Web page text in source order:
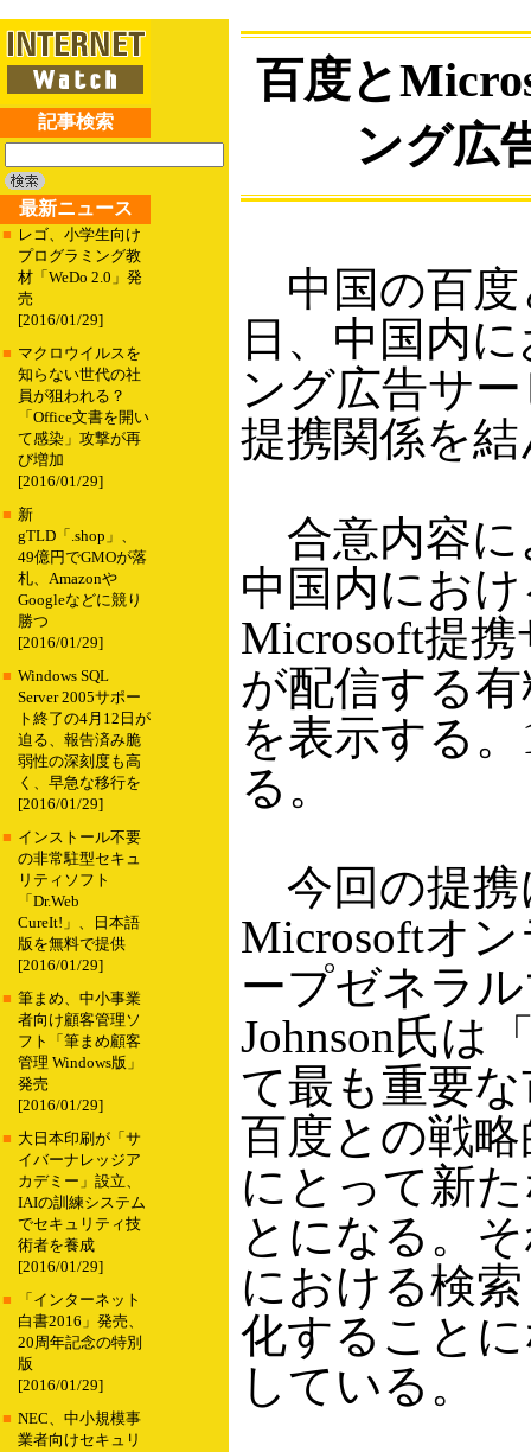
記事検索
最新ニュース
■ レゴ、小学生向け
プログラミング教
材「WeDo 2.0」発
売
[2016/01/29]
■ マクロウイルスを
知らない世代の社
員が狙われる？
「Office文書を開い
て感染」攻撃が再
び増加
[2016/01/29]
■ 新
gTLD「.shop」、
49億円でGMOが落
札、Amazonや
Googleなどに競り
勝つ
[2016/01/29]
■ Windows SQL
Server 2005サポー
ト終了の4月12日が
迫る、報告済み脆
弱性の深刻度も高
く、早急な移行を
[2016/01/29]
■ インストール不要
の非常駐型セキュ
リティソフト
「Dr.Web
CureIt!」、日本語
版を無料で提供
[2016/01/29]
■ 筆まめ、中小事業
者向け顧客管理ソ
フト「筆まめ顧客
管理 Windows版」
発売
[2016/01/29]
■ 大日本印刷が「サ
イバーナレッジア
カデミー」設立、
IAIの訓練システム
でセキュリティ技
術者を養成
[2016/01/29]
■
「インターネット
白書2016」発売、
20周年記念の特別
版
[2016/01/29]
■ NEC、中小規模事
業者向けセキュリ
百度と
ング広
中国の百度
日、中国内
ング広告サ
提携関係を
合意内容に
中国内にお
Microsoft提
が配信する
を表示する
る。
今回の提携
Microsoftオ
ープゼネラ
Johnson氏は
て最も重要
百度との戦
にとって新
とになる。
における検
化すること
している。